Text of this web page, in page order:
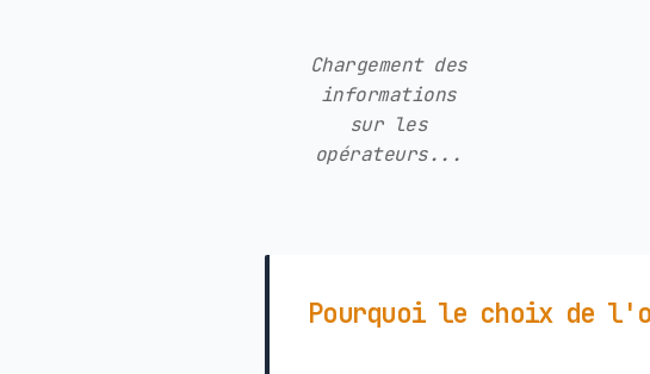
Chargement des
informations
sur les
opérateurs...
Pourquoi le choix de